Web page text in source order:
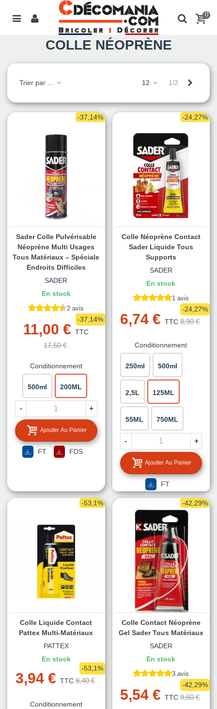
0
COLLE NÉOPRÈNE
Trier par ... 12 1/2
-37,14%
Sader Colle Pulvérisable
Néoprène Multi Usages
Tous Matériaux – Spéciale
Endroits Difficiles
SADER
En stock
2 avis
11,00 € TTC
17,50 €
-37,14%
Conditionnement
500ml 200ML
- +
Ajouter Au Panier
FT FDS
-24,27%
Colle Néoprène Contact
Sader Liquide Tous
Supports
SADER
En stock
1 avis
6,74 € TTC 8,90 €
-24,27%
Conditionnement
250ml 500ml
2,5L 125ML
55ML 750ML
- +
Ajouter Au Panier
FT
-53,1%
Colle Liquide Contact
Pattex Multi-Matériaux
PATTEX
En stock
3,94 € TTC 8,40 €
-53,1%
Conditionnement
-42,29%
Colle Contact Néoprène
Gel Sader Tous Matériaux
SADER
En stock
3 avis
5,54 € TTC 9,60 €
-42,29%